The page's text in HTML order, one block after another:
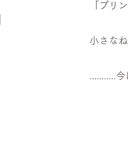
「プリ
小さな
...........